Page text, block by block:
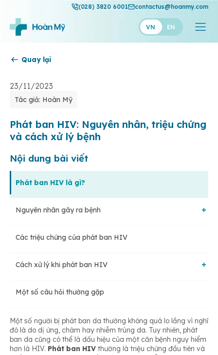
(028) 3820 6001 contactus@hoanmy.com
VN EN
Thuận Mỹ
Quay lại
23/11/2023
Tác giả: Hoàn Mỹ
Phát ban HIV: Nguyên nhân, triệu chứng
và cách xử lý bệnh
Nội dung bài viết
Phát ban HIV là gì?
Nguyên nhân gây ra bệnh
Do phản ứng chuyển đổi huyết thanh
Các triệu chứng của phát ban HIV
Cách xử lý khi phát ban HIV
Tiếp nhận xét nghiệm HIV nếu phát ban nhẹ
Nhập viện khi tình trạng nghiêm trọng hơn
Một số câu hỏi thường gặp
Một số người bị phát ban da thường không quá lo lắng vì nghĩ
đó là do dị ứng, chàm hay nhiễm trùng da. Tuy nhiên, phát
ban da cũng có thể là dấu hiệu của một căn bệnh nguy hiểm
hơn là HIV. Phát ban HIV thường là triệu chứng đầu tiên và